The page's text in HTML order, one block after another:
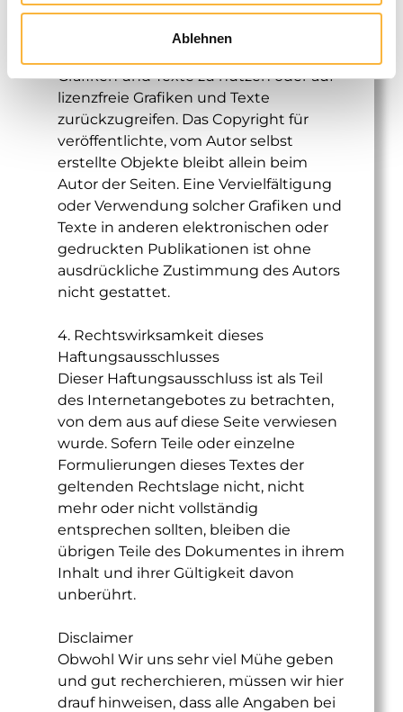
Ablehnen
Publikationen die Urheberrechte der
verwendeten Grafiken und Texte zu
Grafiken und Texte zu nutzen oder auf
lizenzfreie Grafiken und Texte
zurückzugreifen. Das Copyright für
veröffentlichte, vom Autor selbst
erstellte Objekte bleibt allein beim
Autor der Seiten. Eine Vervielfältigung
oder Verwendung solcher Grafiken und
Texte in anderen elektronischen oder
gedruckten Publikationen ist ohne
ausdrückliche Zustimmung des Autors
nicht gestattet.
4. Rechtswirksamkeit dieses
Haftungsausschlusses
Dieser Haftungsausschluss ist als Teil
des Internetangebotes zu betrachten,
von dem aus auf diese Seite verwiesen
wurde. Sofern Teile oder einzelne
Formulierungen dieses Textes der
geltenden Rechtslage nicht, nicht
mehr oder nicht vollständig
entsprechen sollten, bleiben die
übrigen Teile des Dokumentes in ihrem
Inhalt und ihrer Gültigkeit davon
unberührt.
Disclaimer
Obwohl Wir uns sehr viel Mühe geben
und gut recherchieren, müssen wir hier
drauf hinweisen, dass alle Angaben bei